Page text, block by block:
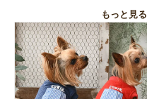
もっと見る